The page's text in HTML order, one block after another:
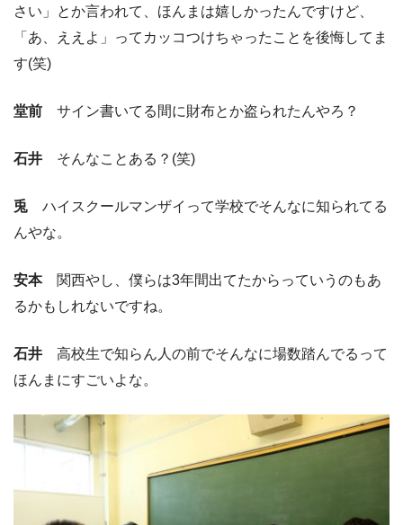
さい」とか言われて、ほんまは嬉しかったんですけど、
「あ、ええよ」ってカッコつけちゃったことを後悔してま
す(笑)
堂前 サイン書いてる間に財布とか盗られたんやろ？
石井 そんなことある？(笑)
兎 ハイスクールマンザイって学校でそんなに知られてる
んやな。
安本関西やし、僕らは3年間出てたからっていうのもあ
るかもしれないですね。
石井 高校生で知らん人の前でそんなに場数踏んでるって
ほんまにすごいよな。